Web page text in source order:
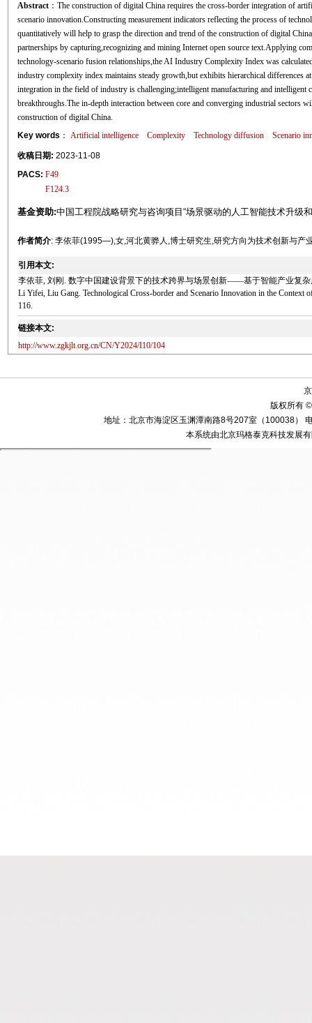
Abstract：The construction of digital China requires the cross-border integration of
scenario innovation.Constructing measurement indicators reflecting the process of
quantitatively will help to grasp the direction and trend of the construction of digital
partnerships by capturing,recognizing and mining Internet open source text.Applying
technology-scenario fusion relationships,the AI Industry Complexity Index was
industry complexity index maintains steady growth,but exhibits hierarchical differences
integration in the field of industry is challenging;intelligent manufacturing and intelligent
breakthroughs.The in-depth interaction between core and converging industrial sectors
construction of digital China.
Key words ： Artificial intelligence Complexity Technology diffusion Scenario
收稿日期: 2023-11-08
PACS: F49
F124.3
基金资助:中国工程院战略研究与咨询项目“场景驱动的人工智能技术升级
作者简介: 李依菲(1995—),女,河北黄骅人,博士研究生,研究方向为技术创新与产
引用本文:
李依菲, 刘刚. 数字中国建设背景下的技术跨界与场景创新——基于智能产业复杂
Li Yifei, Liu Gang. Technological Cross-border and Scenario Innovation in the
116.
链接本文:
http://www.zgkjlt.org.cn/CN/Y2024/I10/104
版权所有
地址：北京市海淀区玉渊潭南路8号207室（100038）
本系统由北京玛格泰克科技发展